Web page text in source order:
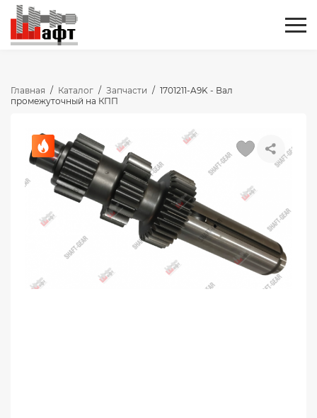
Главная / Каталог / Запчасти / 1701211-A9K - Вал
промежуточный на КПП